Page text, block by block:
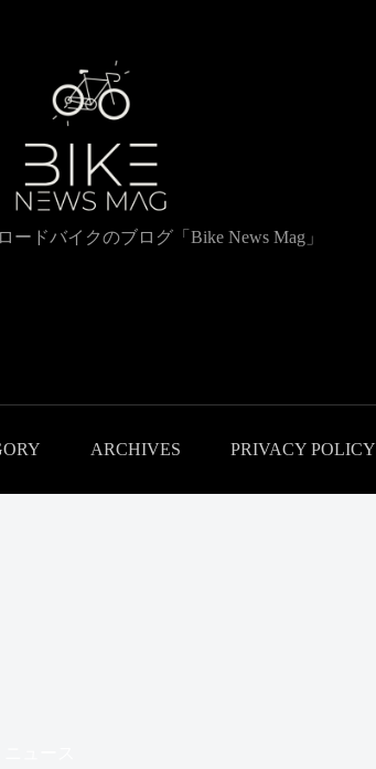
ードバイクのブログ「Bike News Mag」
ARCHIVES PRIVACY POLICY